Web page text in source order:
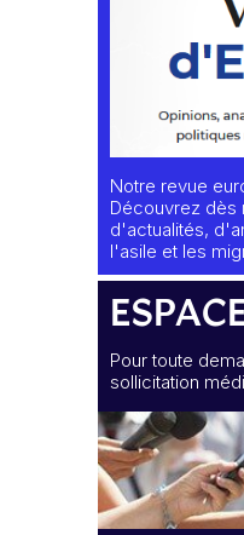
Notre revue
Découvrez dès
d'actualités,
l'asile et les
Pour toute
sollicitation